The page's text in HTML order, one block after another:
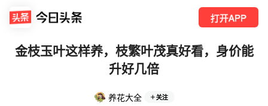
打开APP
金枝玉叶这样养，枝繁叶茂真好看，身价能
升好几倍
养花大全 关注